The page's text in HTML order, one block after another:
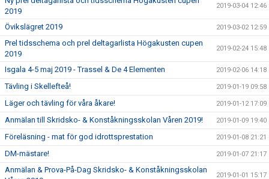
2019
2019-03-04 12:46
Övikslägret 2019 2019-03-02 12:59
Prel tidsschema och prel deltagarlista Högakusten cupen
2019
2019-02-24 15:48
Isgala 4-5 maj 2019 - Trassel & De 4 Elementen 2019-02-06 14:18
Tävling i Skellefteå! 2019-01-19 09:58
Läger och tävling för våra åkare! 2019-01-12 17:09
Anmälan till Skridsko- & Konståkningsskolan Våren 2019! 2019-01-09 19:40
Föreläsning - mat för god idrottsprestation 2019-01-08 21:21
DM-mästare! 2019-01-07 21:17
Anmälan & Prova-På-Dag Skridsko- & Konståkningsskolan
2019-01-01 15:17